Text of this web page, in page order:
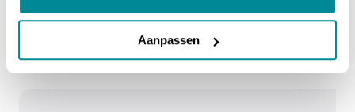
Aanpassen
Vraag niet gevonden? Vind hier het antwoord.